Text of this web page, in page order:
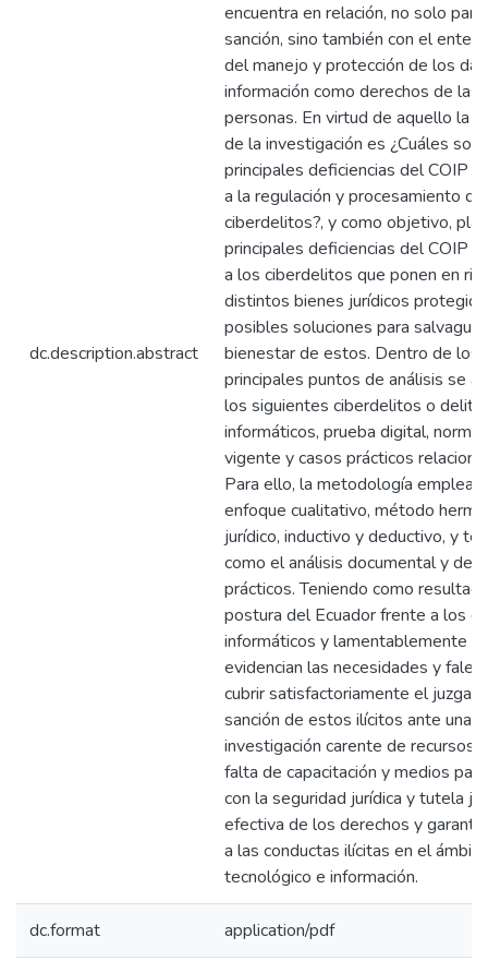
dc.description.abstract
encuentra en relación, no solo para
sanción, sino también con el
del manejo y protección de los
información como derechos de las
personas. En virtud de aquello la
de la investigación es ¿Cuáles son
principales deficiencias del COIP
a la regulación y procesamiento
ciberdelitos?, y como objetivo,
principales deficiencias del COIP
a los ciberdelitos que ponen en
distintos bienes jurídicos
posibles soluciones para
bienestar de estos. Dentro de los
principales puntos de análisis se
los siguientes ciberdelitos o
informáticos, prueba digital,
vigente y casos prácticos
Para ello, la metodología
enfoque cualitativo, método
jurídico, inductivo y deductivo, y
como el análisis documental y de
prácticos. Teniendo como
postura del Ecuador frente a los
informáticos y lamentablemente
evidencian las necesidades y
cubrir satisfactoriamente el
sanción de estos ilícitos ante una
investigación carente de recursos,
falta de capacitación y medios
con la seguridad jurídica y tutela
efectiva de los derechos y
a las conductas ilícitas en el ámbito
tecnológico e información.
dc.format application/pdf